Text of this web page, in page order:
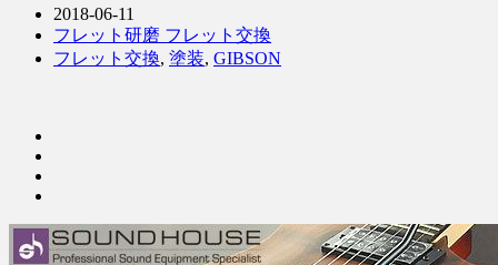
2018-06-11
フレット研磨 フレット交換
フレット交換, 塗装, GIBSON